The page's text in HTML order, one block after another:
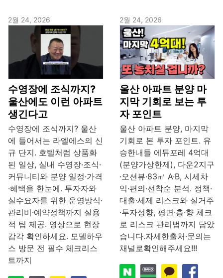
2월 24, 2026
수영장에 조식까지?
울산에도 이런 아파트
생긴다고
수영장에 조식까지? 울산
에 들어서는 라엘에스의 신
규 단지. 호텔처럼 상품화
된 일상, 실내 수영장·조식·
커뮤니티와 분양 일정·가격
·혜택을 한눈에. 투자자와
실수요자를 위한 운영방식·
관리비·예약정책까지 실용
적 팁 제공. 영상으로 현장
감각 확인하세요. 모델하우
스 방문 전 필수 체크리스
트까지
2월 24, 2026
울산 아파트 분양 마
지막 기회로 보는 투
자 포인트
울산 아파트 분양, 마지막
기회로 본 투자 포인트. 유
승한내들 에듀포레 4억대
(분양가상한제), 다운2지구
·오션뷰·83㎡ A·B, 시세차
익·편의·선착순 분석. 정책·
대출·세제 리스크와 실거주
·투자성향, 평면·층·향 체크
로 리스크 관리법까지 담았
습니다.자세한출처·문의는
채널로확인해주세요!!!